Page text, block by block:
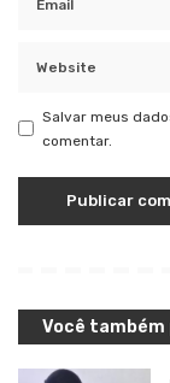
Salvar meus
comentar.
Você